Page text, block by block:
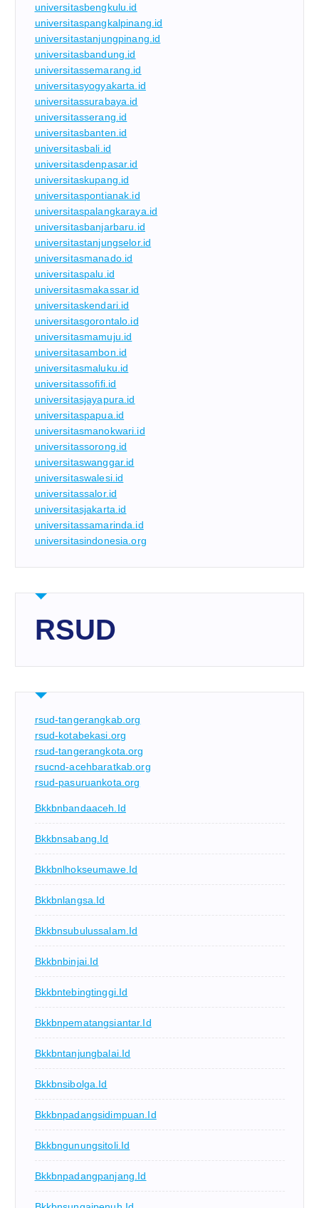
universitasbengkulu.id
universitaspangkalpinang.id
universitastanjungpinang.id
universitasbandung.id
universitassemarang.id
universitasyogyakarta.id
universitassurabaya.id
universitasserang.id
universitasbanten.id
universitasbali.id
universitasdenpasar.id
universitaskupang.id
universitaspontianak.id
universitaspalangkaraya.id
universitasbanjarbaru.id
universitastanjungselor.id
universitasmanado.id
universitaspalu.id
universitasmakassar.id
universitaskendari.id
universitasgorontalo.id
universitasmamuju.id
universitasambon.id
universitasmaluku.id
universitassofifi.id
universitasjayapura.id
universitaspapua.id
universitasmanokwari.id
universitassorong.id
universitaswanggar.id
universitaswalesi.id
universitassalor.id
universitasjakarta.id
universitassamarinda.id
universitasindonesia.org
RSUD
rsud-tangerangkab.org
rsud-kotabekasi.org
rsud-tangerangkota.org
rsucnd-acehbaratkab.org
rsud-pasuruankota.org
Bkkbnbandaaceh.id
Bkkbnsabang.id
Bkkbnlhokseumawe.id
Bkkbnlangsa.id
Bkkbnsubulussalam.id
Bkkbnbinjai.id
Bkkbntebingtinggi.id
Bkkbnpematangsiantar.id
Bkkbntanjungbalai.id
Bkkbnsibolga.id
Bkkbnpadangsidimpuan.id
Bkkbngunungsitoli.id
Bkkbnpadangpanjang.id